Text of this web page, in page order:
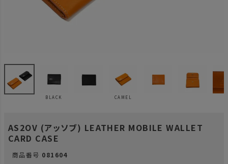
BLACK CAMEL
AS2OV (アッソブ) LEATHER MOBILE WALLET
CARD CASE
商品番号 081604